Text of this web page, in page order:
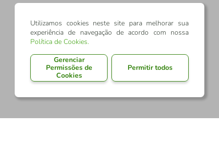
Utilizamos cookies neste site para melhorar sua
experiência de navegação de acordo com nossa
Política de Cookies.
Gerenciar
Permissões de
Cookies
Permitir todos